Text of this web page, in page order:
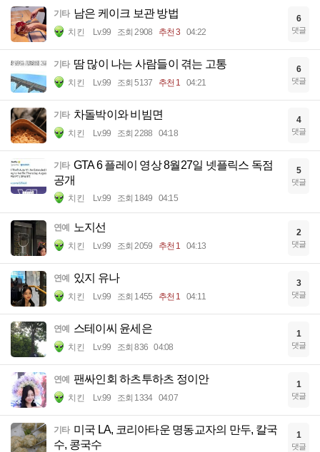
기타 남은 케이크 보관 방법
치킨 Lv.99 조회 2908 추천 3 04:22
6
댓글
기타 땀 많이 나는 사람들이 겪는 고통
치킨 Lv.99 조회 5137 추천 1 04:21
6
댓글
기타 차돌박이와 비빔면
치킨 Lv.99 조회 2288 04:18
4
댓글
기타 GTA 6 플레이 영상 8월27일 넷플릭스 독점
공개
치킨 Lv.99 조회 1849 04:15
5
댓글
연예 노지선
치킨 Lv.99 조회 2059 추천 1 04:13
2
댓글
연예 있지 유나
치킨 Lv.99 조회 1455 추천 1 04:11
3
댓글
연예 스테이씨 윤세은
치킨 Lv.99 조회 836 04:08
1
댓글
연예 팬싸인회 하츠투하츠 정이안
치킨 Lv.99 조회 1334 04:07
1
댓글
기타 미국 LA, 코리아타운 명동교자의 만두, 칼국
수, 콩국수
1
댓글